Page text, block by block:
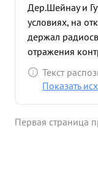
Дер.Шейнау и
условиях, на
держал
отражения
Гу рч т
противника
Текст
Показать
Первая страница